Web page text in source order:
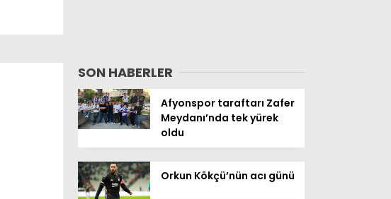
SON HABERLER
Afyonspor taraftarı Zafer
Meydanı’nda tek yürek
oldu
Orkun Kökçü’nün acı günü